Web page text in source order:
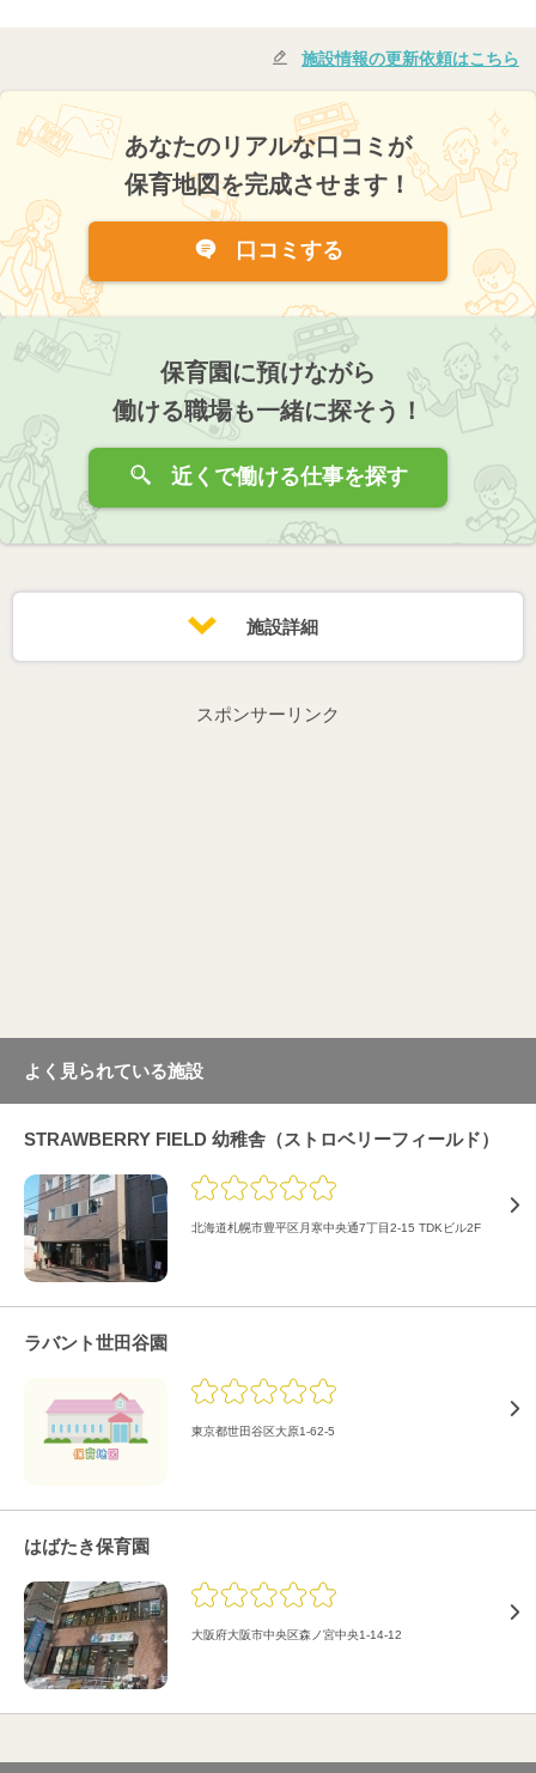
施設情報の更新依頼はこちら
あなたのリアルな口コミが
保育地図を完成させます！
口コミする
保育園に預けながら
働ける職場も一緒に探そう！
近くで働ける仕事を探す
施設詳細
スポンサーリンク
よく見られている施設
STRAWBERRY FIELD 幼稚舎（ストロベリーフィールド）
北海道札幌市豊平区月寒中央通7丁目2-15 TDKビル2F
ラバント世田谷園
東京都世田谷区大原1-62-5
はばたき保育園
大阪府大阪市中央区森ノ宮中央1-14-12